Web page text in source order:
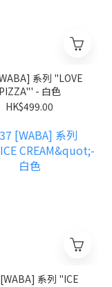
PIZZA"' - 白色
HK$499.00